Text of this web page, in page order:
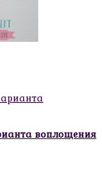
воплощения